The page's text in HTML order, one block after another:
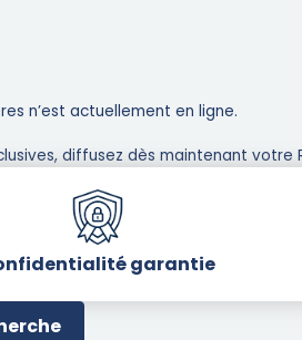
n’est actuellement en ligne.
diffusez dès maintenant votre
garantie